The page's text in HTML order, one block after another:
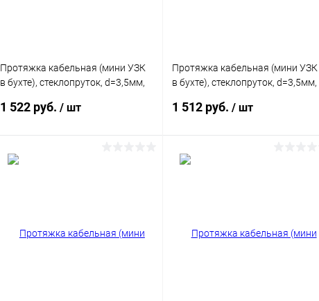
Протяжка кабельная (мини УЗК
в бухте), стеклопруток, d=3,5мм,
1 522 руб. / шт
Протяжка кабельная (мини УЗК
в бухте), стеклопруток, d=3,5мм,
1 512 руб. / шт